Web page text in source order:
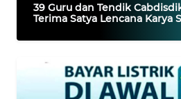
39 Guru dan Tendik
Terima Satya Lencana Karya